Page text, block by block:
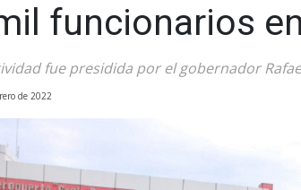
funcionarios
fue presidida por el gobernador
de 2022